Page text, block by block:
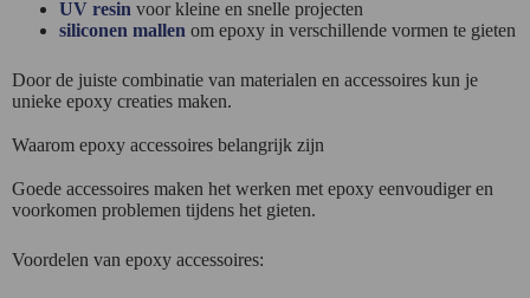
UV resin voor kleine en snelle projecten
siliconen mallen om epoxy in verschillende vormen te gieten
Door de juiste combinatie van materialen en accessoires kun je
unieke epoxy creaties maken.
Waarom epoxy accessoires belangrijk zijn
Goede accessoires maken het werken met epoxy eenvoudiger en
voorkomen problemen tijdens het gieten.
Voordelen van epoxy accessoires: